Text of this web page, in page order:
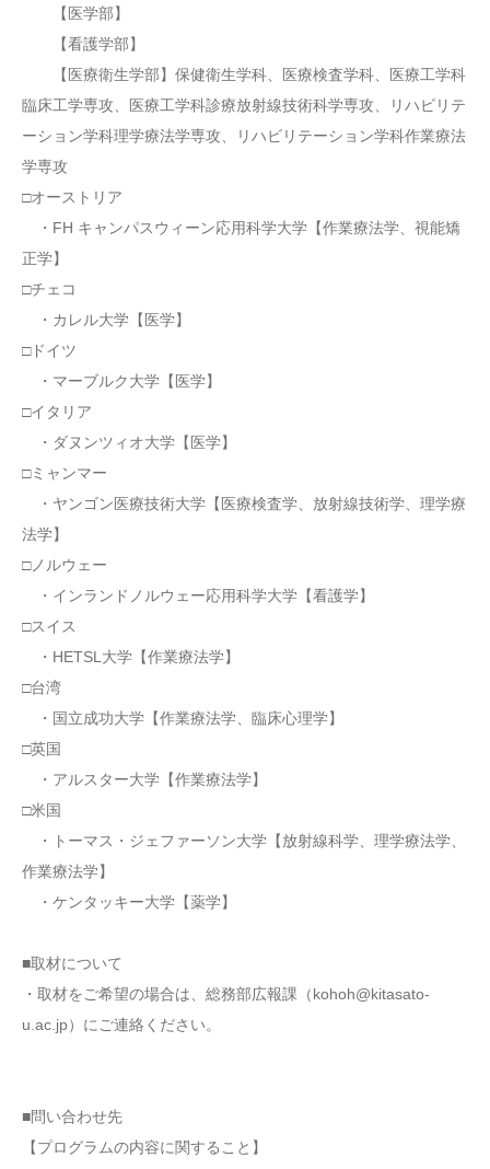
【医学部】
【看護学部】
【医療衛生学部】保健衛生学科、医療検査学科、医療工学科
臨床工学専攻、医療工学科診療放射線技術科学専攻、リハビリテ
ーション学科理学療法学専攻、リハビリテーション学科作業療法
学専攻
□オーストリア
・FH キャンパスウィーン応用科学大学【作業療法学、視能矯
正学】
□チェコ
・カレル大学【医学】
□ドイツ
・マーブルク大学【医学】
□イタリア
・ダヌンツィオ大学【医学】
□ミャンマー
・ヤンゴン医療技術大学【医療検査学、放射線技術学、理学療
法学】
□ノルウェー
・インランドノルウェー応用科学大学【看護学】
□スイス
・HETSL大学【作業療法学】
□台湾
・国立成功大学【作業療法学、臨床心理学】
□英国
・アルスター大学【作業療法学】
□米国
・トーマス・ジェファーソン大学【放射線科学、理学療法学、
作業療法学】
・ケンタッキー大学【薬学】
■取材について
・取材をご希望の場合は、総務部広報課（kohoh@kitasato-
u.ac.jp）にご連絡ください。
■問い合わせ先
【プログラムの内容に関すること】